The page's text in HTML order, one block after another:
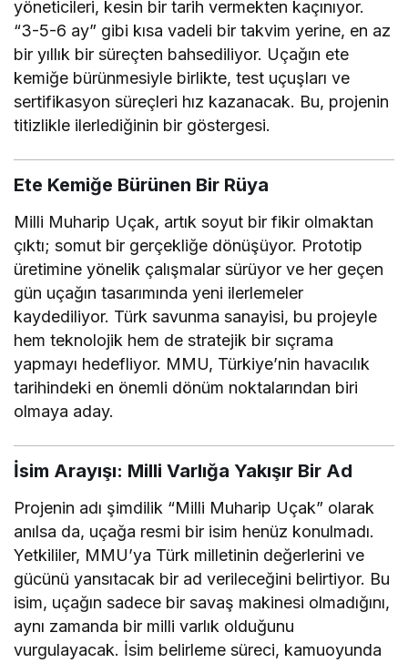
yöneticileri, kesin bir tarih vermekten kaçınıyor.
“3-5-6 ay” gibi kısa vadeli bir takvim yerine, en az
bir yıllık bir süreçten bahsediliyor. Uçağın ete
kemiğe bürünmesiyle birlikte, test uçuşları ve
sertifikasyon süreçleri hız kazanacak. Bu, projenin
titizlikle ilerlediğinin bir göstergesi.
Ete Kemiğe Bürünen Bir Rüya
Milli Muharip Uçak, artık soyut bir fikir olmaktan
çıktı; somut bir gerçekliğe dönüşüyor. Prototip
üretimine yönelik çalışmalar sürüyor ve her geçen
gün uçağın tasarımında yeni ilerlemeler
kaydediliyor. Türk savunma sanayisi, bu projeyle
hem teknolojik hem de stratejik bir sıçrama
yapmayı hedefliyor. MMU, Türkiye’nin havacılık
tarihindeki en önemli dönüm noktalarından biri
olmaya aday.
İsim Arayışı: Milli Varlığa Yakışır Bir Ad
Projenin adı şimdilik “Milli Muharip Uçak” olarak
anılsa da, uçağa resmi bir isim henüz konulmadı.
Yetkililer, MMU’ya Türk milletinin değerlerini ve
gücünü yansıtacak bir ad verileceğini belirtiyor. Bu
isim, uçağın sadece bir savaş makinesi olmadığını,
aynı zamanda bir milli varlık olduğunu
vurgulayacak. İsim belirleme süreci, kamuoyunda